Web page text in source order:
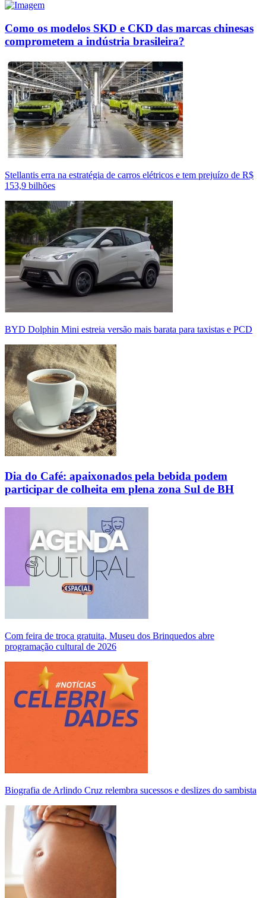
Como os modelos SKD e CKD das marcas chinesas
comprometem a indústria brasileira?
Stellantis erra na estratégia de carros elétricos e tem prejuízo de R$
153,9 bilhões
BYD Dolphin Mini estreia versão mais barata para taxistas e PCD
Dia do Café: apaixonados pela bebida podem
participar de colheita em plena zona Sul de BH
Com feira de troca gratuita, Museu dos Brinquedos abre
programação cultural de 2026
Biografia de Arlindo Cruz relembra sucessos e deslizes do sambista